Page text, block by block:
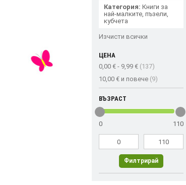
Категория: Книги за
най-малките, пъзели,
кубчета
Изчисти всички
ЦЕНА
0,00 € - 9,99 € (137)
10,00 € и повече (9)
ВЪЗРАСТ
0 110